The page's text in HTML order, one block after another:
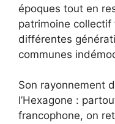
époques tout en
patrimoine
différentes
communes
Son rayonnement
l’Hexagone :
francophone, on